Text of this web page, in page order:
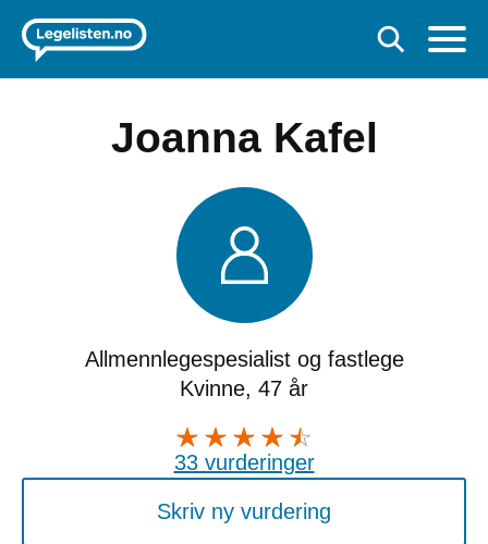
Joanna Kafel
Allmennlegespesialist og fastlege
Kvinne, 47 år
33 vurderinger
Skriv ny vurdering